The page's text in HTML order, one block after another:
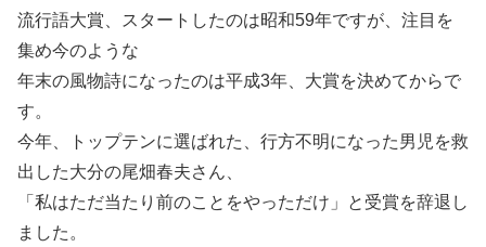
流行語大賞、スタートしたのは昭和59年ですが、注目を
集め今のような
年末の風物詩になったのは平成3年、大賞を決めてからで
す。
今年、トップテンに選ばれた、行方不明になった男児を救
出した大分の尾畑春夫さん、
「私はただ当たり前のことをやっただけ」と受賞を辞退し
ました。